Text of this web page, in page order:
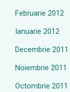
Februarie 2012
Ianuarie 2012
Decembrie 2011
Noiembrie 2011
Octombrie 2011